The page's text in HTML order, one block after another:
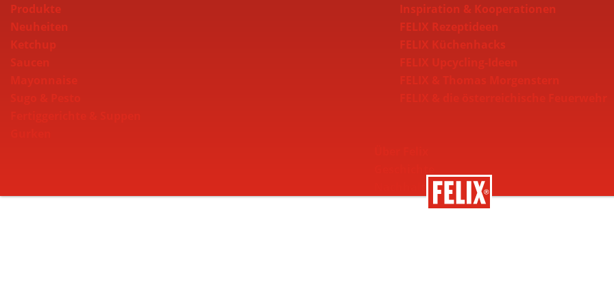
Produkte
Neuheiten
Ketchup
Saucen
Inspiration & Kooperationen
FELIX Rezeptideen
FELIX Küchenhacks
FELIX Upcycling-Ideen
Nachhaltigkeit